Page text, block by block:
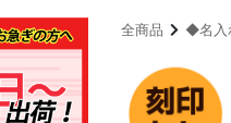
全商品 ◆名入